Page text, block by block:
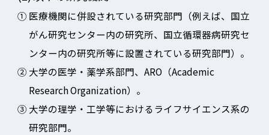
① 医療機関に併設されている研究部門（例えば、国立
がん研究センター内の研究所、国立循環器病研究セ
ンター内の研究所等に設置されている研究部門）。
② 大学の医学・薬学系部門、ARO（Academic
Research Organization）。
③ 大学の理学・工学等におけるライフサイエンス系の
研究部門。